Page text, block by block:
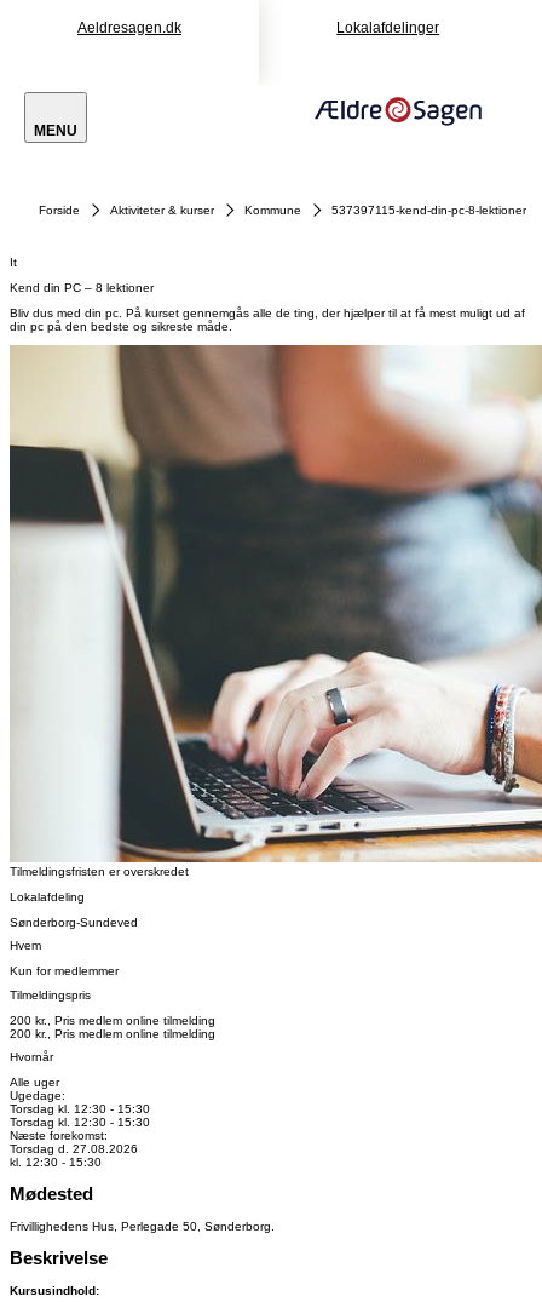
Aeldresagen.dk Lokalafdelinger
MENU
Forside Aktiviteter & kurser Kommune 537397115-kend-din-pc-8-lektioner
It
Kend din PC – 8 lektioner
Bliv dus med din pc. På kurset gennemgås alle de ting, der hjælper til at få mest muligt ud af
din pc på den bedste og sikreste måde.
Tilmeldingsfristen er overskredet
Lokalafdeling
Sønderborg-Sundeved
Hvem
Kun for medlemmer
Tilmeldingspris
200 kr., Pris medlem online tilmelding
200 kr., Pris medlem online tilmelding
Hvornår
Alle uger
Ugedage:
Torsdag kl. 12:30 - 15:30
Torsdag kl. 12:30 - 15:30
Næste forekomst:
Torsdag d. 27.08.2026
kl. 12:30 - 15:30
Mødested
Frivillighedens Hus, Perlegade 50, Sønderborg.
Beskrivelse
Kursusindhold: